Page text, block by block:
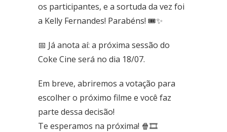
Fone: (61) 3773-6655
Quadra - 2C Conjunto - A
Cruzeiro
SRES Área Esp. s/no, Bloco M Brasília (DF)
Fone: (61) 3233-3890
os participantes, e a sortuda da vez foi
a Kelly Fernandes! Parabéns! 🎟️✨
📅 Já anota aí: a próxima sessão do
Coke Cine será no dia 18/07.
Em breve, abriremos a votação para
escolher o próximo filme e você faz
parte dessa decisão!
Te esperamos na próxima! 🍿🎞️